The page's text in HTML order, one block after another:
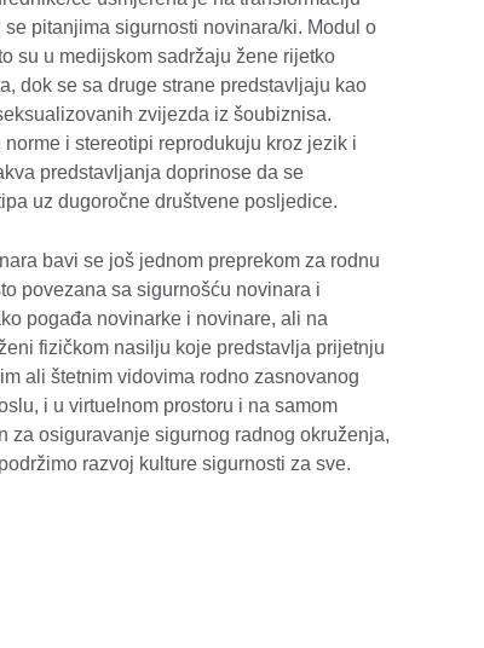
pitanjima sigurnosti novinara/ki. Modul o
su u medijskom sadržaju žene rijetko
dok se sa druge strane predstavljaju kao
zvijezda iz šoubiznisa.
i stereotipi reprodukuju kroz jezik i
predstavljanja doprinose da se
uz dugoročne društvene posljedice.
bavi se još jednom preprekom za rodnu
povezana sa sigurnošću novinara i
pogađa novinarke i novinare, ali na
fizičkom nasilju koje predstavlja prijetnju
ali štetnim vidovima rodno zasnovanog
i u virtuelnom prostoru i na samom
za osiguravanje sigurnog radnog okruženja,
razvoj kulture sigurnosti za sve.